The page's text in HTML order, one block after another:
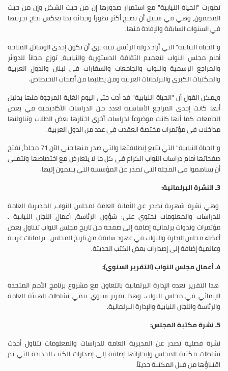
تطورت "الحياة النيابية" مع استمرار صدورها إن من حيث الشكل وإن من حيث
المضمون، وهي في سبيل أن تصبح أكثر تطوراً وحداثة بما يعكس نجاح تجربتها
في السنوات السابقة والإفادة منها.
و"الحياة النيابية" التي أراد دولة الرئيس نبيه بري أن تكون إحدى الوسائل المتاحة
أمام مجلس النواب لتعميم الثقافة الدستورية والنيابية، توزع مجاناً للدوائر
والمراجع الرسمية والنواب والجامعات والسفارات في لبنان والدول العربية
والمكتبات الكبرى والبرلمانات العربية ومن يطلبها من أصحاب الاختصاص.
ويمكن القول أن "الحياة النيابية" قد أدت حتى اليوم الغاية المرجوة منها بدليل
أنها كانت إحدى المراجع الأساسية لعدد من الدراسات الأكاديمية في بعض
الجامعات كما أنها كانت موضوعاً لدراسات أخرى اختارها بعض الطلاب وتناولتها
مداخلات في مؤتمرات مختصة انعقدت في عدد من الدول العربية.
و"الحياة النيابية" التي تتابع إنطلاقتها والتي صدر منها حتى الآن 71 مجلداً، تفتح
صفحاتها أمام دراسات النواب الكرام في كل ما لا يتعارض مع اختصاصها وتتمنى
أن يساهموا في المجلة التي تصدر عن المؤسسة التي ينتمون إليها.
3ـ النشرة البرلمانية:
وهي نشرة شهرية تصدر عن الأمانة العامة لمجلس النواب، المديرية العامة
للدراسات والمعلومات تحتوي على: شؤون الرئاسة، أعمال اللجان النيابية ـ
مؤتمرات وندوات برلمانية إضافة إلى صفحة من تاريخ مجلس النواب تتناول بعض
أعضاء مجلس الإدارة والنواب في عهود سابقة من تاريخ المجلس ـ برلمانات عربية
وعالمية إضافة إلى إصدارات بعض الكتب الحديثة.
4ـ أعمال مجلس النواب (التقرير السنوي):
هذا التقرير تعده الإدارة البرلمانية بالتعاون مع مشروع برنامج الأمم المتحدة
الإنمائي في مجلس النواب. وهذا تقرير سنوي ينمي نشاطات الهيئة العامة
والرئاسة واللجان النيابية والإدارة البرلمانية.
5ـ نشرة مكتبة المجلس:
نشرة فصلية تصدر عن المديرية العامة للدراسات والمعلومات تتناول أحدث
نشاطات مكتبة المجلس وإنجازاتها إضافة إلى إصدارات الكتب الجديدة التي تم
اقتناؤها من قبل المكتبة حديثاً.